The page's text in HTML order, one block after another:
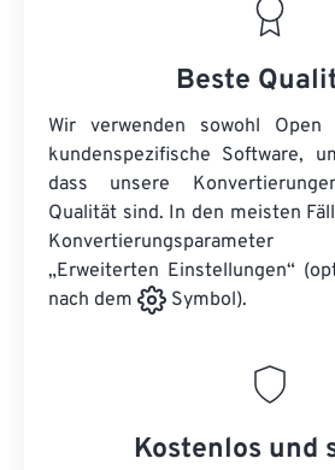
Beste
Wir verwenden sowohl
kundenspezifische Software,
dass unsere
Qualität sind. In den meisten
„Erweiterten Einstellungen“
nach dem
Symbol).
Kostenlos und